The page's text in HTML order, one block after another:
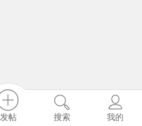
发帖 搜索 我的